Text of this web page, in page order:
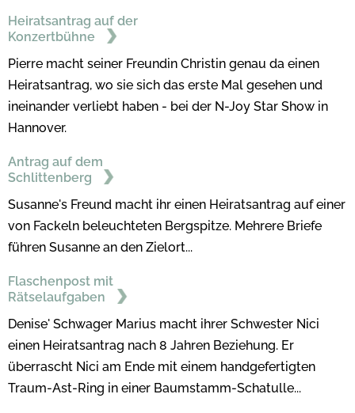
Heiratsantrag auf der
Konzertbühne
Pierre macht seiner Freundin Christin genau da einen
Heiratsantrag, wo sie sich das erste Mal gesehen und
ineinander verliebt haben - bei der N-Joy Star Show in
Hannover.
Antrag auf dem
Schlittenberg
Susanne's Freund macht ihr einen Heiratsantrag auf einer
von Fackeln beleuchteten Bergspitze. Mehrere Briefe
führen Susanne an den Zielort...
Flaschenpost mit
Rätselaufgaben
Denise' Schwager Marius macht ihrer Schwester Nici
einen Heiratsantrag nach 8 Jahren Beziehung. Er
überrascht Nici am Ende mit einem handgefertigten
Traum-Ast-Ring in einer Baumstamm-Schatulle...